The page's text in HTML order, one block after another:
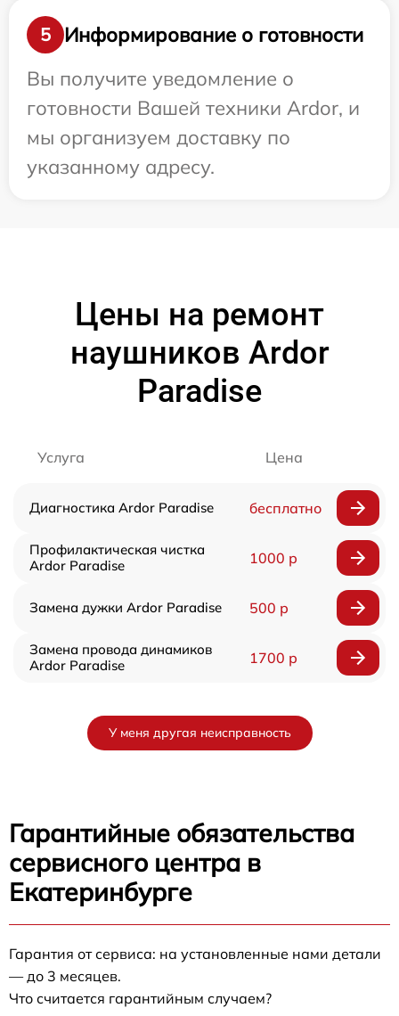
5
Информирование о готовности
Вы получите уведомление о
готовности Вашей техники Ardor, и
мы организуем доставку по
указанному адресу.
Цены на ремонт
наушников Ardor
Paradise
Услуга Цена
Диагностика Ardor Paradise бесплатно
Профилактическая чистка
Ardor Paradise
1000 р
Замена дужки Ardor Paradise 500 р
Замена провода динамиков
Ardor Paradise
1700 р
У меня другая неисправность
Гарантийные обязательства
сервисного центра в
Екатеринбурге
Гарантия от сервиса: на установленные нами детали
— до 3 месяцев.
Что считается гарантийным случаем?